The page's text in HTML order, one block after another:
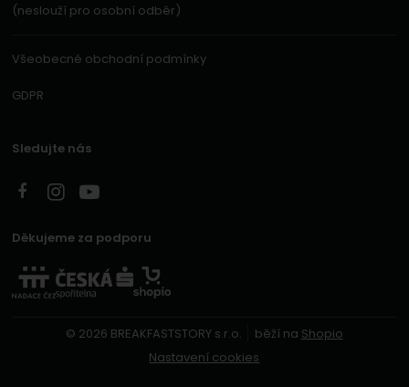
(neslouží pro osobní odběr)
Všeobecné obchodní podmínky
GDPR
Sledujte nás
Děkujeme za podporu
© 2026 BREAKFASTSTORY s.r.o. běží na Shopio
Nastavení cookies